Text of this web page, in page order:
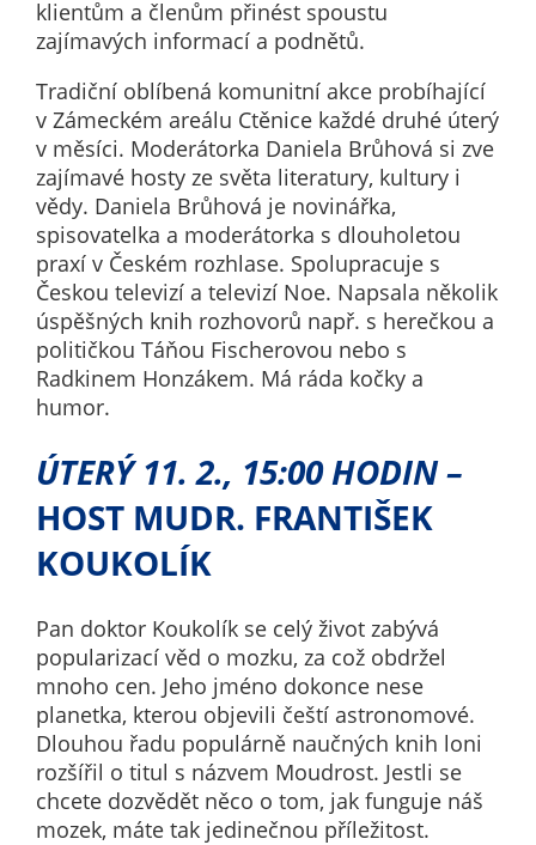
klientům a členům přinést spoustu
zajímavých informací a podnětů.
Tradiční oblíbená komunitní akce probíhající
v Zámeckém areálu Ctěnice každé druhé úterý
v měsíci. Moderátorka Daniela Brůhová si zve
zajímavé hosty ze světa literatury, kultury i
vědy. Daniela Brůhová je novinářka,
spisovatelka a moderátorka s dlouholetou
praxí v Českém rozhlase. Spolupracuje s
Českou televizí a televizí Noe. Napsala několik
úspěšných knih rozhovorů např. s herečkou a
političkou Táňou Fischerovou nebo s
Radkinem Honzákem. Má ráda kočky a
humor.
ÚTERÝ 11. 2., 15:00 HODIN –
HOST MUDR. FRANTIŠEK
KOUKOLÍK
Pan doktor Koukolík se celý život zabývá
popularizací věd o mozku, za což obdržel
mnoho cen. Jeho jméno dokonce nese
planetka, kterou objevili čeští astronomové.
Dlouhou řadu populárně naučných knih loni
rozšířil o titul s názvem Moudrost. Jestli se
chcete dozvědět něco o tom, jak funguje náš
mozek, máte tak jedinečnou příležitost.
cookies nám
umožňují
měření
výkonu
našeho webu
a našich
reklamních
kampaní.
Jejich pomocí
určujeme
počet návštěv
a zdroje
návštěv našich
internetových
pomocí
těchto
cookies
použití
identifikátorů,
které ukazují
na konkrétní
uživatelé
našeho webu.
Pokud
vypnete